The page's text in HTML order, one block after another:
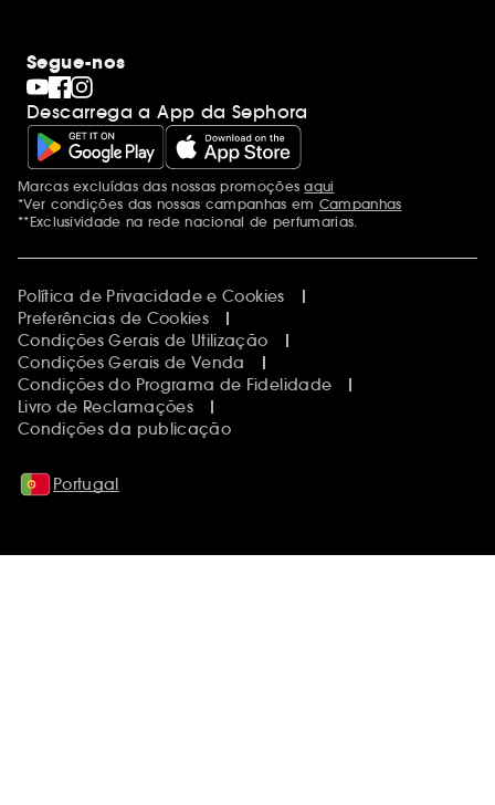
Segue-nos
Descarrega a App da Sephora
Menções adicionais
Marcas excluídas das nossas promoçõesaqui
*Ver condições das nossas campanhas em Campanhas
**Exclusividade na rede nacional de perfumarias.
Política de Privacidade e Cookies
Preferências de Cookies
Condições Gerais de Utilização
Condições Gerais de Venda
Condições do Programa de Fidelidade
Livro de Reclamações
Condições da publicação
Portugal